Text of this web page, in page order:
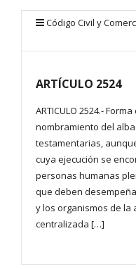
Código Civil y
ARTÍCULO 2524
ARTICULO 2524.-
nombramiento del
testamentarias,
cuya ejecución se
personas humanas
que deben
y los organismos de la
centralizada […]